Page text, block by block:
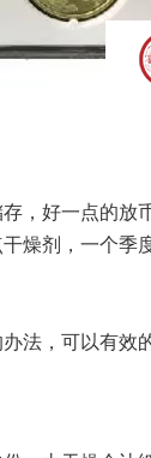
，好一点的放
燥剂，一个季
，可以有效的